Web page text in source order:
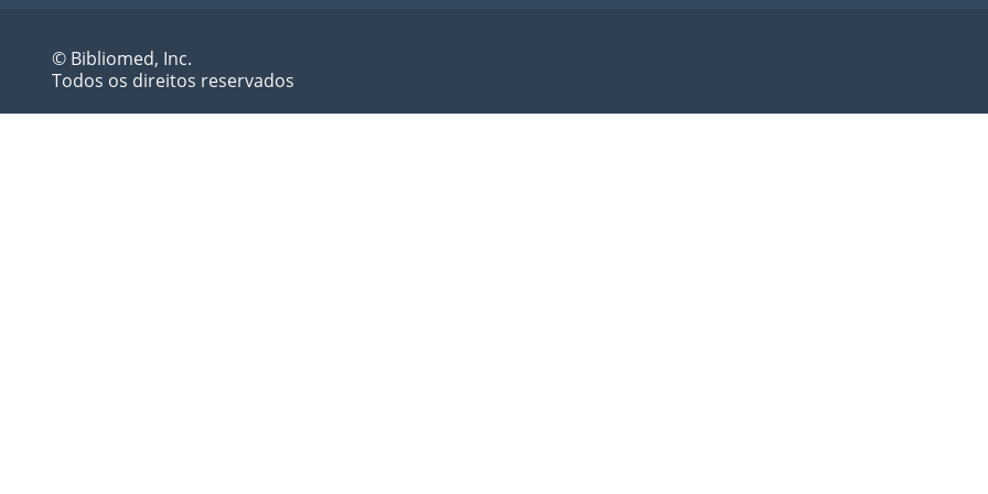
© Bibliomed, Inc.
Todos os direitos reservados